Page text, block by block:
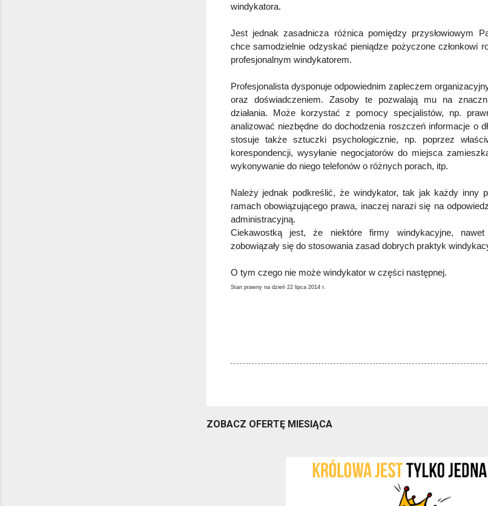
windykatora.
Jest jednak zasadnicza różnica pomiędzy przysłowiowym
chce samodzielnie odzyskać pieniądze pożyczone członkowi
profesjonalnym windykatorem.
Profesjonalista dysponuje odpowiednim zapleczem
oraz doświadczeniem. Zasoby te pozwalają mu na
działania. Może korzystać z pomocy specjalistów, np.
analizować niezbędne do dochodzenia roszczeń informacje o
stosuje także sztuczki psychologicznie, np. poprzez
korespondencji, wysyłanie negocjatorów do miejsca
wykonywanie do niego telefonów o różnych porach, itp.
Należy jednak podkreślić, że windykator, tak jak każdy inny
ramach obowiązującego prawa, inaczej narazi się na
administracyjną.
Ciekawostką jest, że niektóre firmy windykacyjne,
zobowiązały się do stosowania zasad dobrych praktyk
O tym czego nie może windykator w części następnej.
Stan prawny na dzień 22 lipca 2014 r.
ZOBACZ OFERTĘ MIESIĄCA